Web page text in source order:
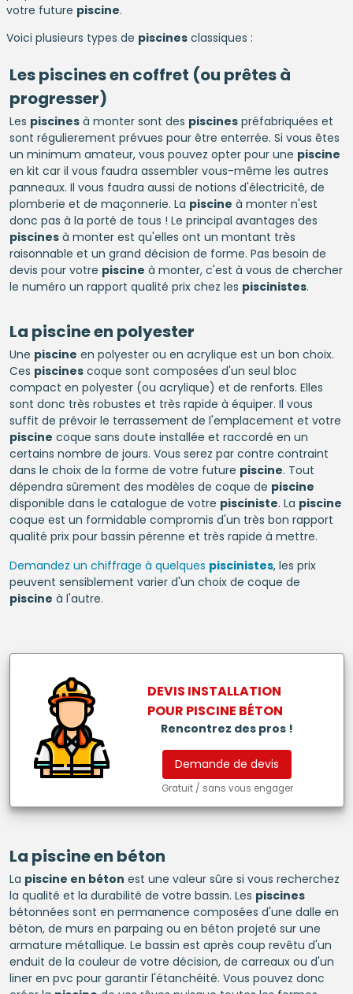
votre future piscine.
Voici plusieurs types de piscines classiques :
Lespiscinesen coffret (ou prêtes à
progresser)
Les piscinesà monter sont des piscinespréfabriquées et
sont régulierement prévues pour être enterrée. Si vous êtes
un minimum amateur, vous pouvez opter pour une piscine
en kit car il vous faudra assembler vous-même les autres
panneaux. Il vous faudra aussi de notions d'électricité, de
plomberie et de maçonnerie. La piscine à monter n'est
donc pas à la porté de tous ! Le principal avantages des
piscinesà monter est qu'elles ont un montant très
raisonnable et un grand décision de forme. Pas besoin de
devis pour votre piscine à monter, c'est à vous de chercher
le numéro un rapport qualité prix chez les piscinistes.
La piscineen polyester
Une piscine en polyester ou en acrylique est un bon choix.
Ces piscinescoque sont composées d'un seul bloc
compact en polyester (ou acrylique) et de renforts. Elles
sont donc très robustes et très rapide à équiper. Il vous
suffit de prévoir le terrassement de l'emplacement et votre
piscine coque sans doute installée et raccordé en un
certains nombre de jours. Vous serez par contre contraint
dans le choix de la forme de votre future piscine. Tout
dépendra sûrement des modèles de coque de piscine
disponible dans le catalogue de votre pisciniste. La piscine
coque est un formidable compromis d'un très bon rapport
qualité prix pour bassin pérenne et très rapide à mettre.
Demandez un chiffrage à quelques piscinistes, les prix
peuvent sensiblement varier d'un choix de coque de
piscine à l'autre.
DEVIS INSTALLATION
POUR PISCINE BÉTON
Rencontrez des pros !
Demande de devis
Gratuit / sans vous engager
La piscine en béton
La piscine en béton est une valeur sûre si vous recherchez
la qualité et la durabilité de votre bassin. Les piscines
bétonnées sont en permanence composées d'une dalle en
béton, de murs en parpaing ou en béton projeté sur une
armature métallique. Le bassin est après coup revêtu d'un
enduit de la couleur de votre décision, de carreaux ou d'un
liner en pvc pour garantir l'étanchéité. Vous pouvez donc